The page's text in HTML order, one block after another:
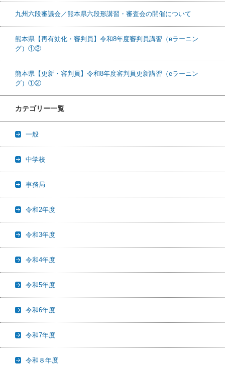
九州六段審議会／熊本県六段形講習・審査会の開催について
熊本県【再有効化・審判員】令和8年度審判員講習（eラーニン
グ）①②
熊本県【更新・審判員】令和8年度審判員更新講習（eラーニン
グ）①②
カテゴリー一覧
一般
中学校
事務局
令和2年度
令和3年度
令和4年度
令和5年度
令和6年度
令和7年度
令和８年度